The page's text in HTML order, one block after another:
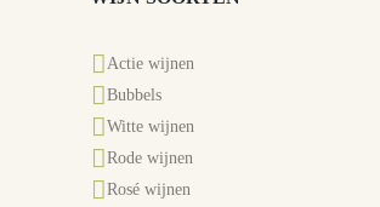
Actie wijnen
Bubbels
Witte wijnen
Rode wijnen
Rosé wijnen